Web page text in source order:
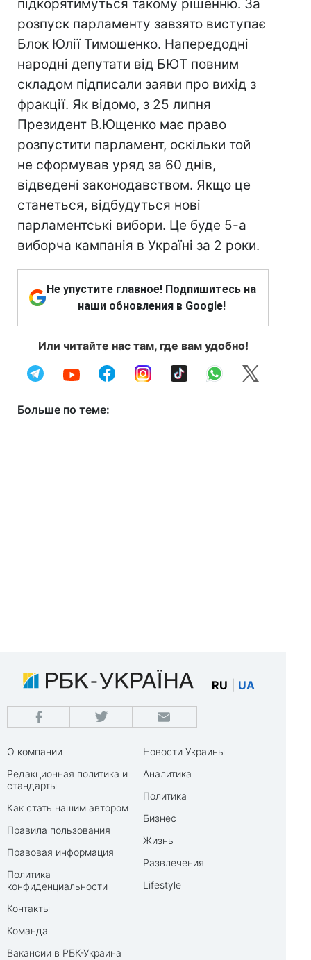
підкорятимуться такому рішенню. За
розпуск парламенту завзято виступає
Блок Юлії Тимошенко. Напередодні
народні депутати від БЮТ повним
складом підписали заяви про вихід з
фракції. Як відомо, з 25 липня
Президент В.Ющенко має право
розпустити парламент, оскільки той
не сформував уряд за 60 днів,
відведені законодавством. Якщо це
станеться, відбудуться нові
парламентські вибори. Це буде 5-а
виборча кампанія в Україні за 2 роки.
Не упустите главное! Подпишитесь на
наши обновления в Google!
Или читайте нас там, где вам удобно!
Больше по теме:
RU UA
О компании
Редакционная политика и
стандарты
Как стать нашим автором
Правила пользования
Правовая информация
Политика
конфиденциальности
Контакты
Команда
Вакансии в РБК-Украина
Новости Украины
Аналитика
Политика
Бизнес
Жизнь
Развлечения
Lifestyle